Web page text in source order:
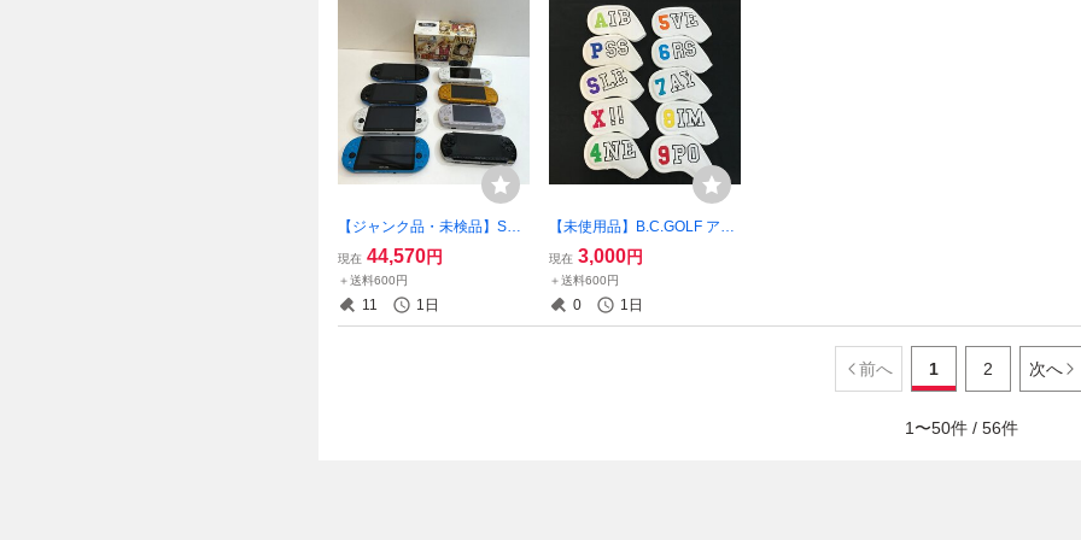
【ジャンク品・未検品】SON
Y PSP/Vita本体 PSP‐300
0×4、1000×1、PSVita PC
H-2000×4 計9台 本体の
み 【ゲーム-586】
現在 44,570円
＋送料600円
11 1日
【未使用品】B.C.GOLF アイ
アン用ヘッドカバー 10個セ
ット【ゴルフ-509】
現在 3,000円
＋送料600円
0 1日
前へ 1 2 次へ
1〜50件 / 56件